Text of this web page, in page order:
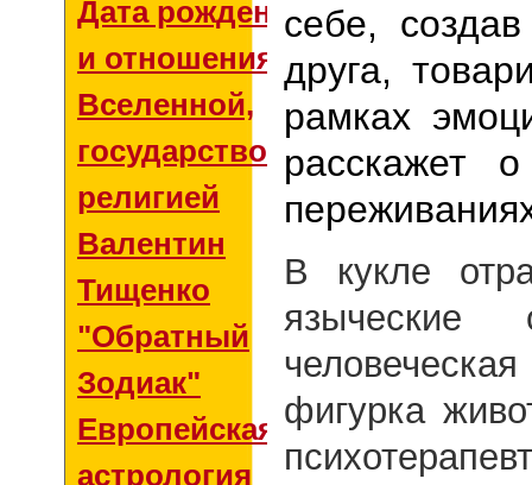
Дата рождения
и отношения со
Вселенной,
государством и
религией
Валентин
Тищенко
"Обратный
Зодиак"
Европейская
астрология
себе,
друга,
рамках
расскажет
В кукле
языческие
фигурка